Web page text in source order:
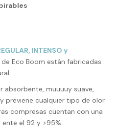
INTENSO y
Eco Boom están fabricadas
absorbente, muuuuy suave,
previene cualquier tipo de olor
compresas cuentan con una
el 92 y >95%.